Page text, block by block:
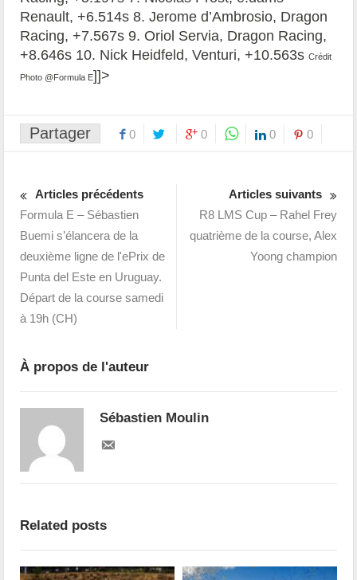
Renault, +6.514s 8. Jerome d’Ambrosio, Dragon
Racing, +7.567s 9. Oriol Servia, Dragon Racing,
+8.646s 10. Nick Heidfeld, Venturi, +10.563sCrédit
Photo @Formula E]]>
Partager 0 0 0 0
Articles précédents
Formula E – Sébastien
Buemi s’élancera de la
deuxième ligne de l'ePrix de
Punta del Este en Uruguay.
Départ de la course samedi
à 19h (CH)
Articles suivants
R8 LMS Cup – Rahel Frey
quatrième de la course, Alex
Yoong champion
À propos de l'auteur
Sébastien Moulin
Related posts